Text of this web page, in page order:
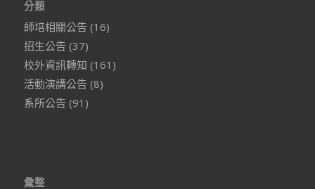
分類
師培相關公告 (16)
招生公告 (37)
校外資訊轉知 (161)
活動演講公告 (8)
系所公告 (91)
彙整